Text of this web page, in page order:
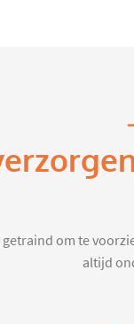
getraind om te
altijd